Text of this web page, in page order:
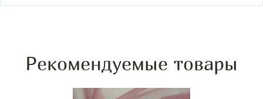
Рекомендуемые товары